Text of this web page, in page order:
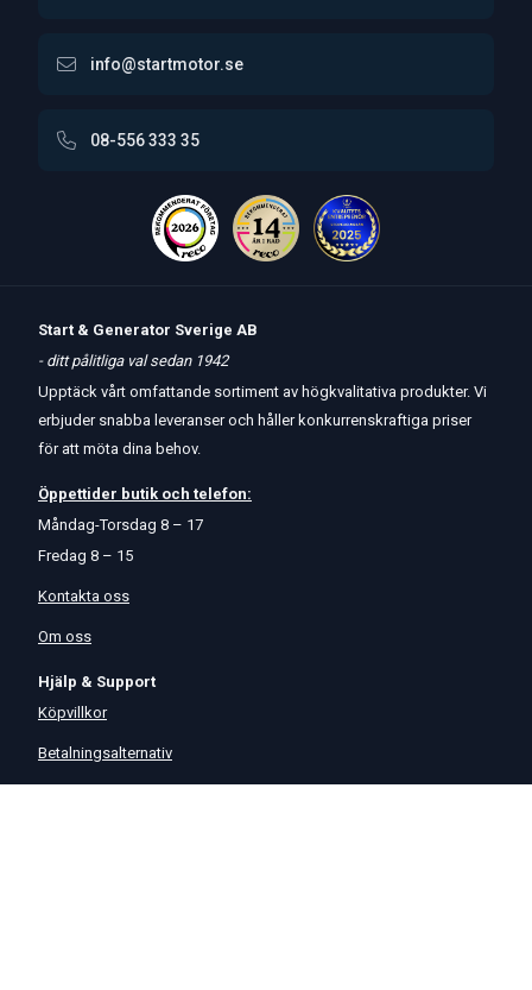
info@startmotor.se
08-556 333 35
Start & Generator Sverige AB
- ditt pålitliga val sedan 1942
Upptäck vårt omfattande sortiment av högkvalitativa produkter. Vi
erbjuder snabba leveranser och håller konkurrenskraftiga priser
för att möta dina behov.
Öppettider butik och telefon:
Måndag-Torsdag 8 – 17
Fredag 8 – 15
Kontakta oss
Om oss
Hjälp & Support
Köpvillkor
Betalningsalternativ